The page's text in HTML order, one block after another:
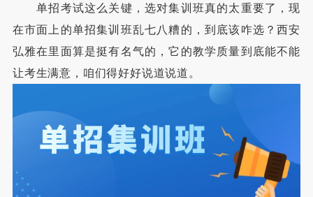
单招考试这么关键，选对集训班真的太重要了，现
在市面上的单招集训班乱七八糟的，到底该咋选？西安
弘雅在里面算是挺有名气的，它的教学质量到底能不能
让考生满意，咱们得好好说道说道。